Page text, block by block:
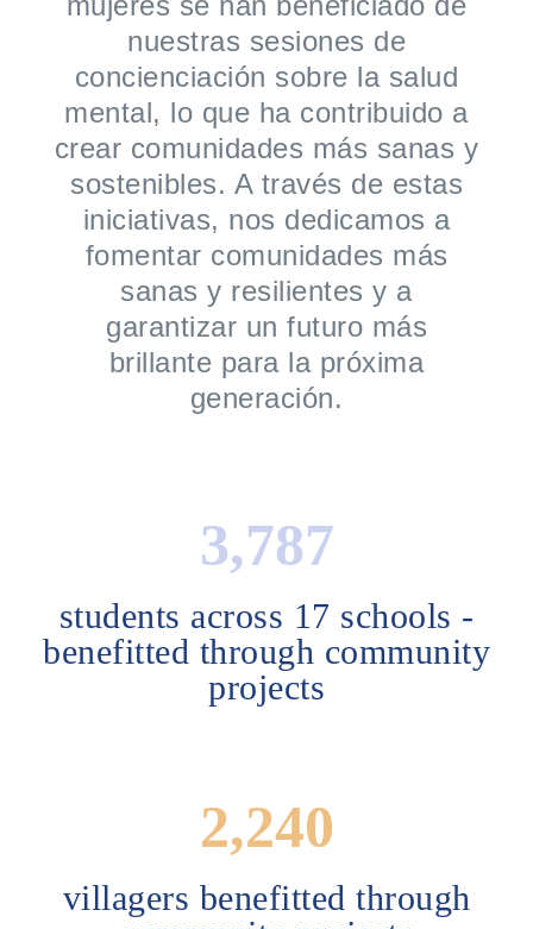
nuestras sesiones de
concienciación sobre la salud
mental, lo que ha contribuido a
crear comunidades más sanas y
sostenibles. A través de estas
iniciativas, nos dedicamos a
fomentar comunidades más
sanas y resilientes y a
garantizar un futuro más
brillante para la próxima
generación.
5,228
students across 17 schools -
benefitted through community
projects
3,092
villagers benefitted through